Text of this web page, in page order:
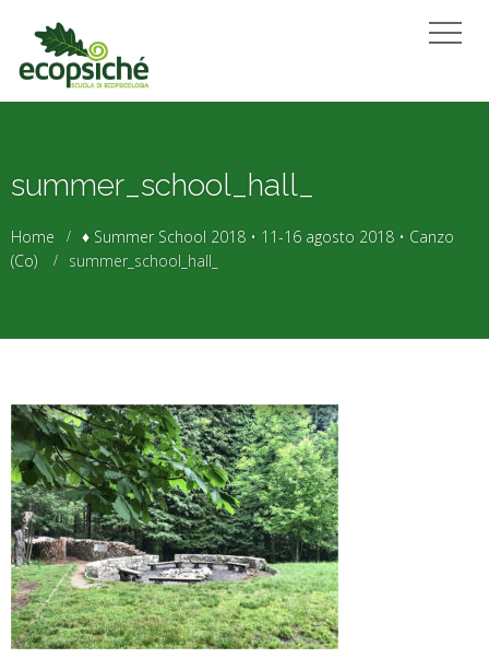
summer_school_hall_
Home
♦ Summer School 2018 • 11-16 agosto 2018 • Canzo
(Co)
summer_school_hall_